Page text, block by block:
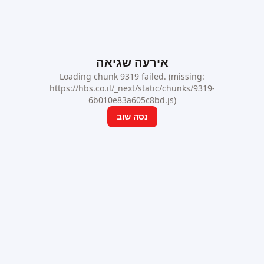
אירעה שגיאה
Loading chunk 9319 failed. (missing:
https://hbs.co.il/_next/static/chunks/9319-
6b010e83a605c8bd.js)